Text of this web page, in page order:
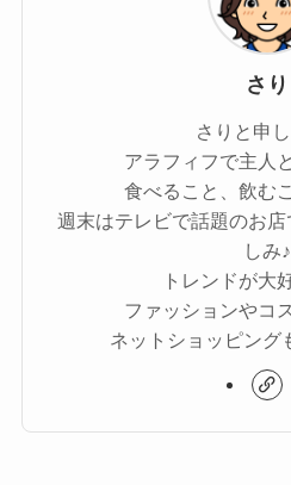
さり
さりと申
アラフィフで主人
食べること、飲む
週末はテレビで話題のお
しみ♪
トレンドが大
ファッションやコ
ネットショッピング